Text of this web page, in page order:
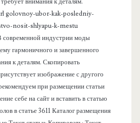
golovnoy-ubor-kak-posledniy-
nosit-shlyapu-k-mestu
современной индустрии моды
гармоничного и завершенного
к деталям. Скопировать
изображение с другого
при размещении статьи
себе на сайт и вставить в статью
в статье 3611 Каталог размещения